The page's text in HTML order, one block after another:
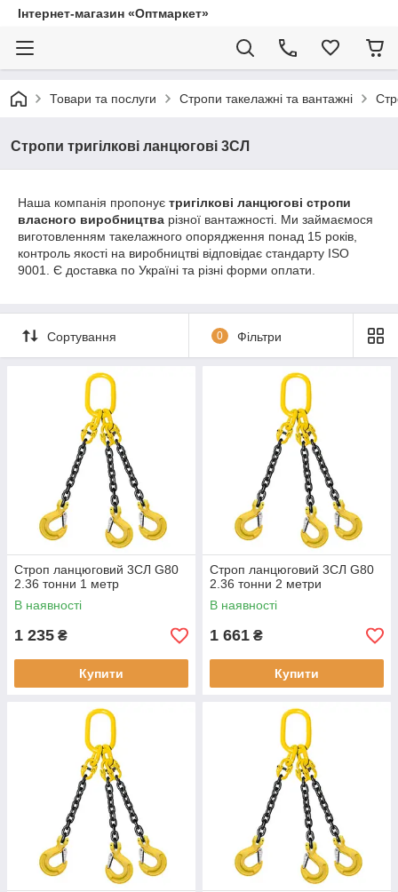
Інтернет-магазин «Оптмаркет»
Товари та послуги Стропи такелажні та вантажні
Стропи тригілкові ланцюгові 3СЛ
Наша компанія пропонує тригілкові ланцюгові стропи
власного виробництва різної вантажності. Ми займаємося
виготовленням такелажного опорядження понад 15 років,
контроль якості на виробництві відповідає стандарту ISO
9001. Є доставка по Україні та різні форми оплати.
Сортування 0 Фільтри
Строп ланцюговий 3СЛ G80
2.36 тонни 1 метр
В наявності
1 235 ₴
Купити
Строп ланцюговий 3СЛ G80
2.36 тонни 2 метри
В наявності
1 661 ₴
Купити